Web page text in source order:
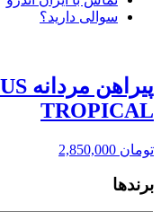
سوالی دارید؟
TROPICAL
تومان
برندها